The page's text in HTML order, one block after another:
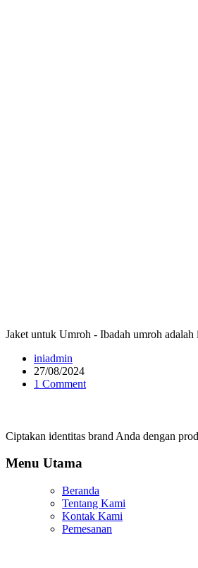
Jaket untuk Umroh - Ibadah umroh
iniadmin
27/08/2024
1 Comment
Ciptakan identitas brand Anda dengan
Menu Utama
Beranda
Tentang Kami
Kontak Kami
Pemesanan